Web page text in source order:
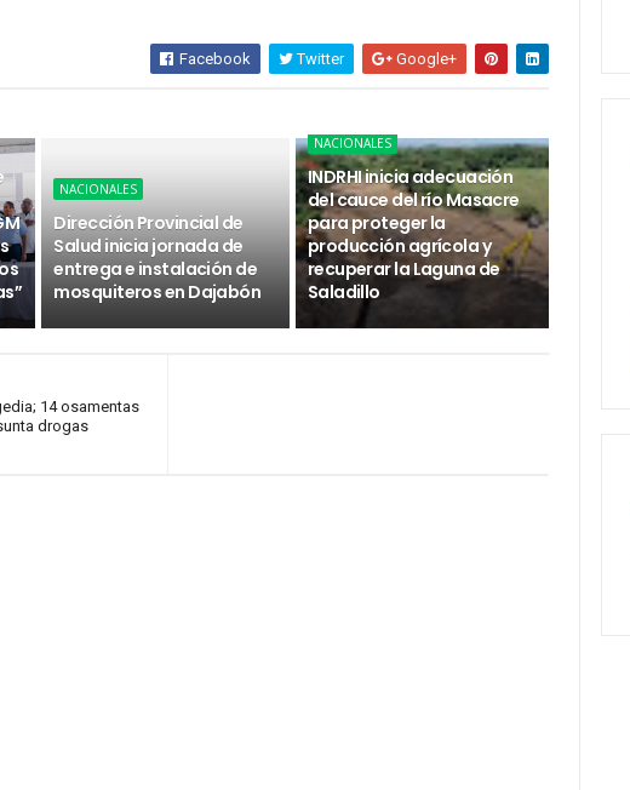
Facebook Twitter Google+
NACIONALES
Dirección Provincial de
Salud inicia jornada de
entrega e instalación de
mosquiteros en Dajabón
NACIONALES
INDRHI inicia adecuación
del cauce del río Masacre
para proteger la
producción agrícola y
recuperar la Laguna de
Saladillo
14 osamentas
drogas